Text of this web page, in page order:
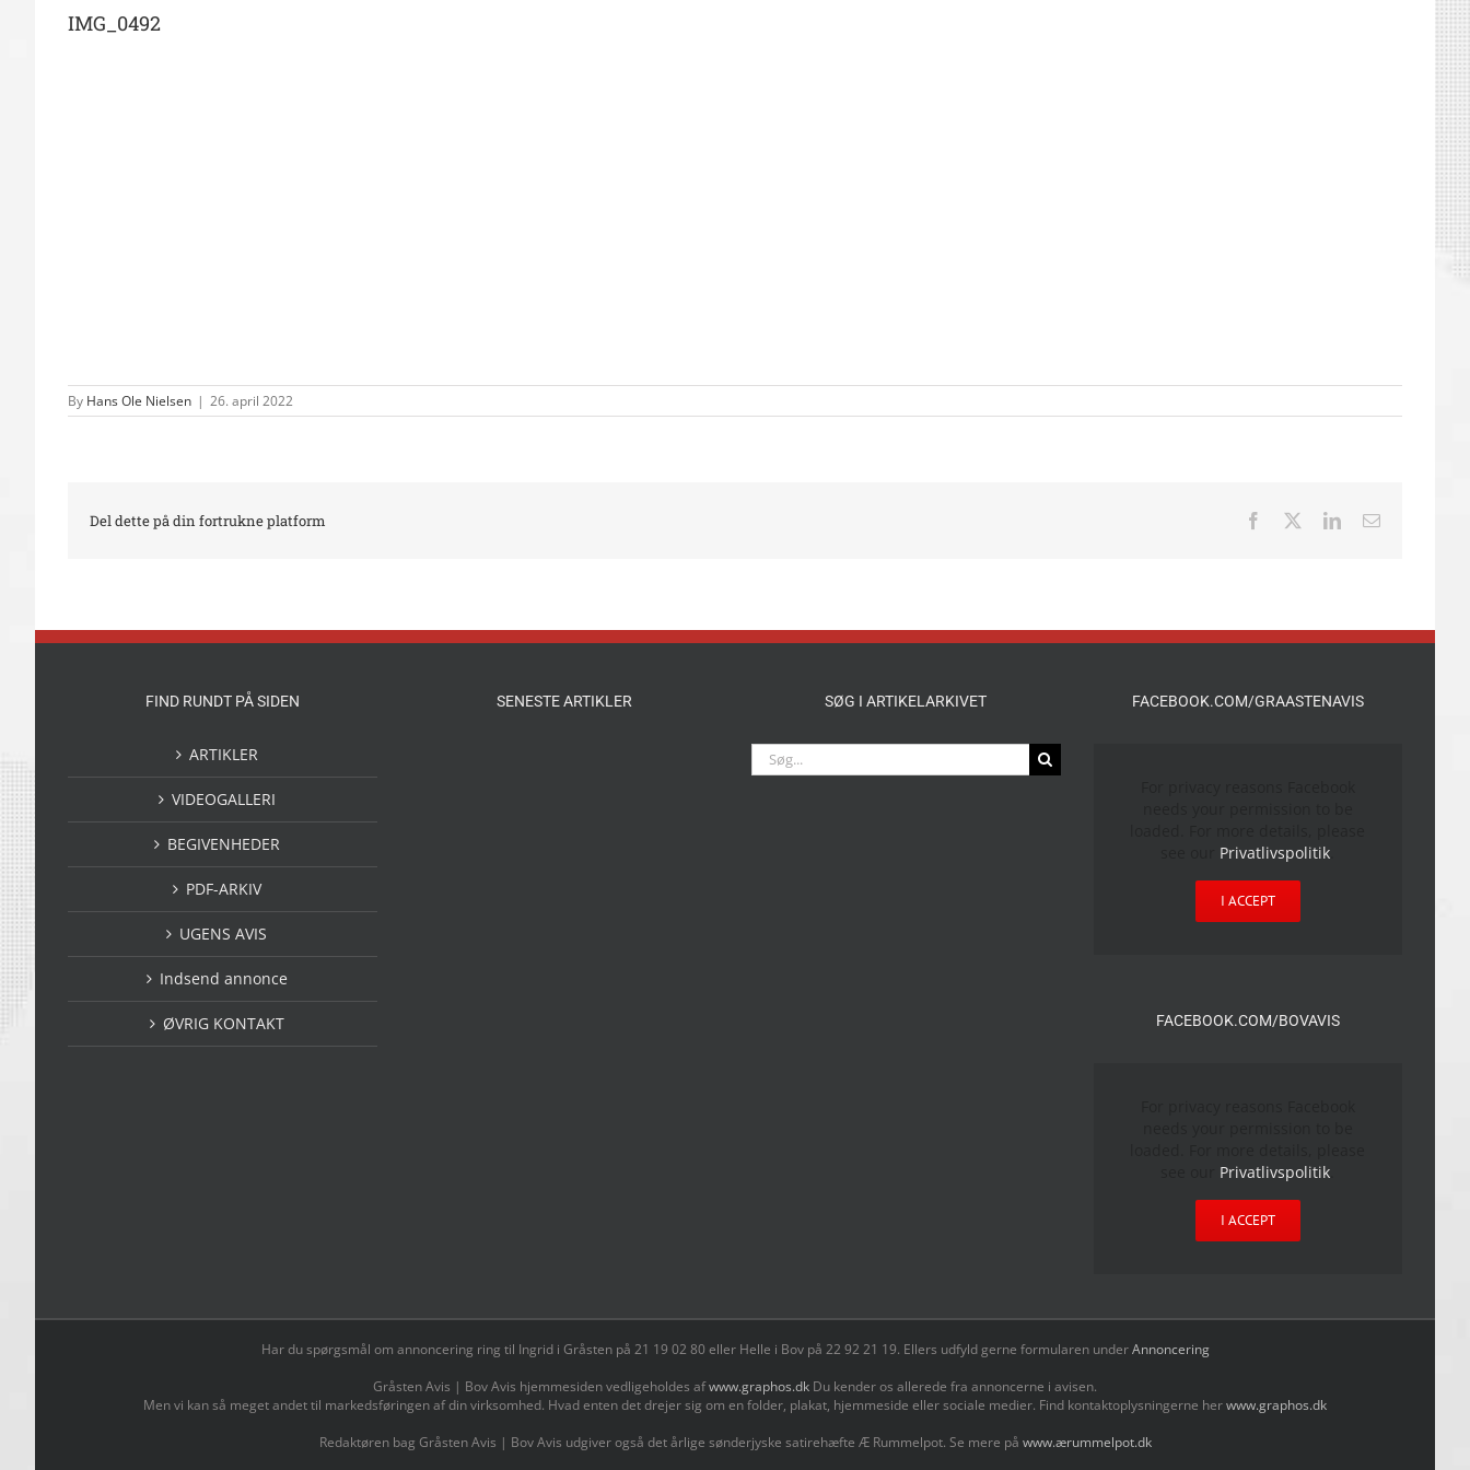
IMG_0492
By Hans Ole Nielsen | 26. april 2022
Del dette på din fortrukne platform Facebook LinkedIn
E-
FIND RUNDT PÅ SIDEN
ARTIKLER
VIDEOGALLERI
BEGIVENHEDER
PDF-ARKIV
UGENS AVIS
Indsend annonce
ØVRIG KONTAKT
SENESTE ARTIKLER SØG I ARTIKELARKIVET
Søg
efter:
FACEBOOK.COM/GRAASTENAVIS
Privatlivspolitik
I ACCEPT
FACEBOOK.COM/BOVAVIS
Privatlivspolitik
I ACCEPT
Har du spørgsmål om annoncering ring til Ingrid i Gråsten på 21 19 02 80 ‬eller Helle i Bov på 22 92 21 19‬. Ellers udfyld gerne formularen underAnnoncering
Gråsten Avis | Bov Avis hjemmesiden vedligeholdes afwww.graphos.dk Du kender os allerede fra annoncerne i avisen.
Men vi kan så meget andet til markedsføringen af din virksomhed. Hvad enten det drejer sig om en folder, plakat, hjemmeside eller sociale medier. Find kontaktoplysningerne herwww.graphos.dk
Redaktøren bag Gråsten Avis | Bov Avis udgiver også det årlige sønderjyske satirehæfte Æ Rummelpot. Se mere på www.ærummelpot.dk